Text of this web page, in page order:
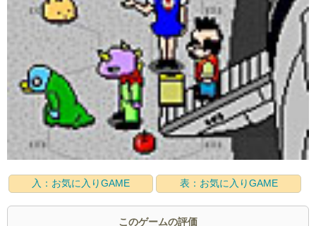
入：お気に入りGAME 表：お気に入りGAME
このゲームの評価